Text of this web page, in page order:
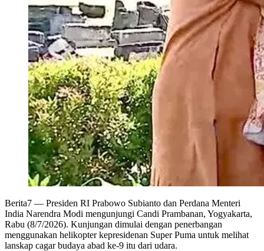
Berita7 — Presiden RI Prabowo Subianto dan Perdana Menteri
India Narendra Modi mengunjungi Candi Prambanan, Yogyakarta,
Rabu (8/7/2026). Kunjungan dimulai dengan penerbangan
menggunakan helikopter kepresidenan Super Puma untuk melihat
lanskap cagar budaya abad ke-9 itu dari udara.